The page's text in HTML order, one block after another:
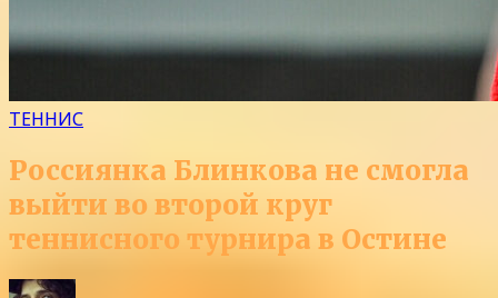
ТЕННИС
Россиянка Блинкова не смогла
выйти во второй круг
теннисного турнира в Остине